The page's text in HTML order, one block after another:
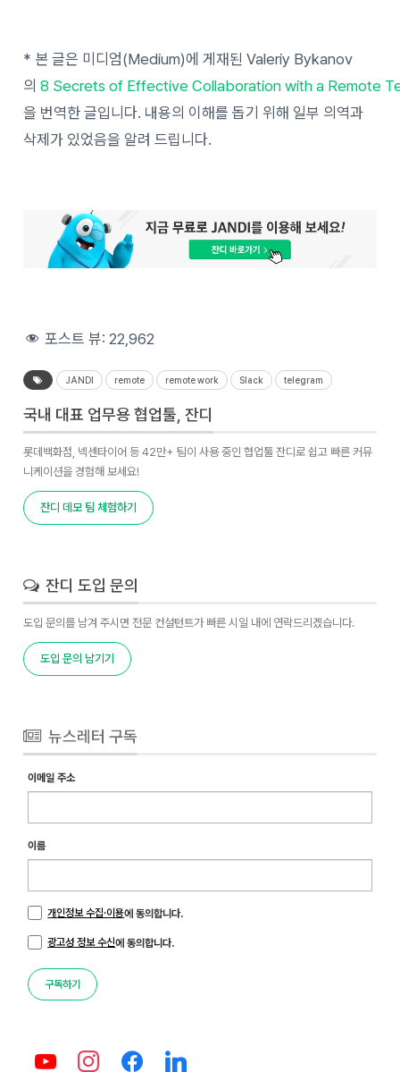
* 본 글은 미디엄(Medium)에 게재된 Valeriy Bykanov
의8 Secrets of Effective Collaboration with a Remote
을 번역한 글입니다. 내용의 이해를 돕기 위해 일부 의역과
삭제가 있었음을 알려 드립니다.
포스트 뷰:22,962
JANDI remote remote work Slack telegram
국내 대표 업무용 협업툴, 잔디
롯데백화점, 넥센타이어 등 42만+ 팀이 사용 중인 협업툴 잔디로 쉽고 빠른 커뮤
니케이션을 경험해 보세요!
잔디 데모 팀 체험하기
잔디 도입 문의
도입 문의를 남겨 주시면 전문 컨설턴트가 빠른 시일 내에 연락드리겠습니다.
도입 문의 남기기
뉴스레터 구독
이메일 주소
이름
개인정보 수집·이용에 동의합니다.
광고성 정보 수신에 동의합니다.
구독하기